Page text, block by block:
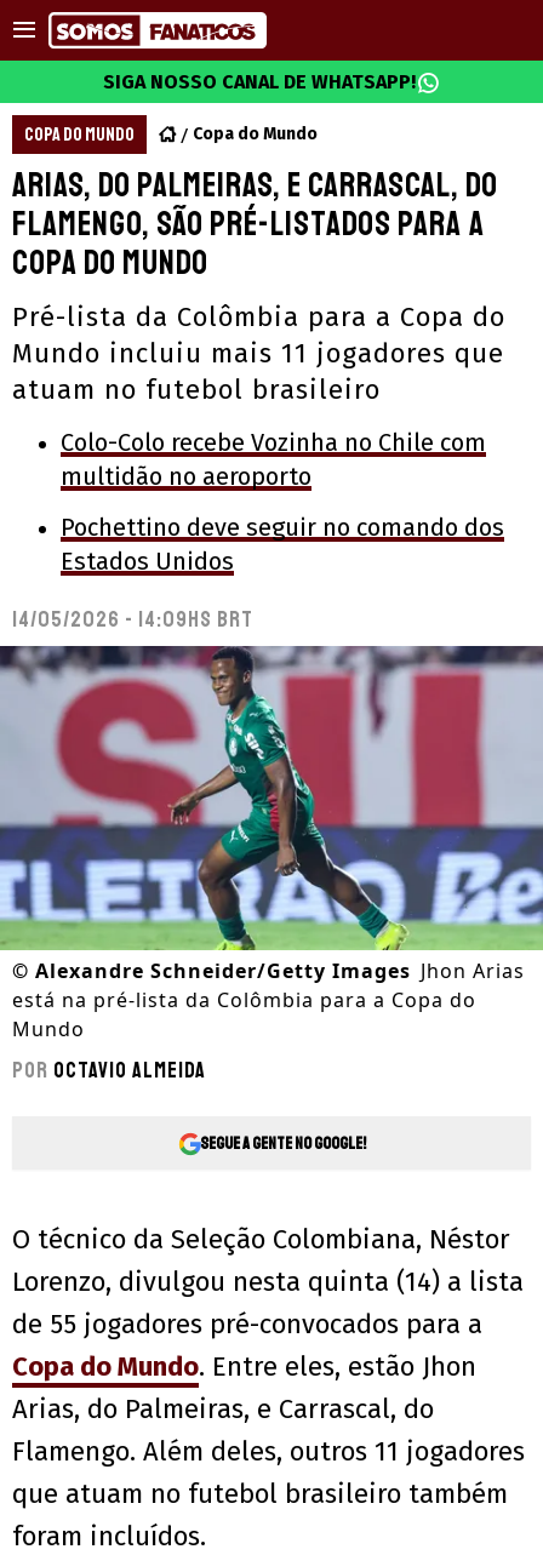
SIGA NOSSO CANAL DE WHATSAPP!
COPA DO MUNDO Copa do Mundo
Arias, do Palmeiras, e Carrascal, do
Flamengo, são pré-listados para a
Copa do Mundo
Pré-lista da Colômbia para a Copa do
Mundo incluiu mais 11 jogadores que
atuam no futebol brasileiro
Colo-Colo recebe Vozinha no Chile com
multidão no aeroporto
Pochettino deve seguir no comando dos
Estados Unidos
14/05/2026 - 14:09hs BRT
© Alexandre Schneider/Getty Images Jhon Arias
está na pré-lista da Colômbia para a Copa do
Mundo
Por Octavio Almeida
Segue a gente no Google!
O técnico da Seleção Colombiana, Néstor
Lorenzo, divulgou nesta quinta (14) a lista
de 55 jogadores pré-convocados para a
Copa do Mundo. Entre eles, estão Jhon
Arias, do Palmeiras, e Carrascal, do
Flamengo. Além deles, outros 11 jogadores
que atuam no futebol brasileiro também
foram incluídos.